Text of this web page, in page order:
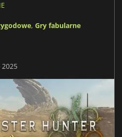
, Gry fabularne